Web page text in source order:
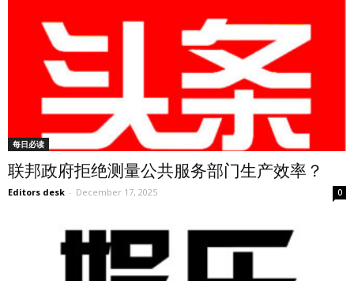
每日必读
联邦政府拒绝测量公共服务部门生产效率？
Editors desk - December 17, 2025 0